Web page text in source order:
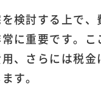
検討する上で、
に重要です。こ
、さらには税金
す。